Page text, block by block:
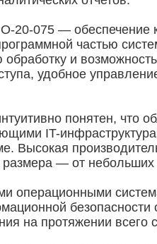
20-075 —
частью
и
удобное
понятен, что
IT-
Высокая
— от
операционными
на протяжении всего